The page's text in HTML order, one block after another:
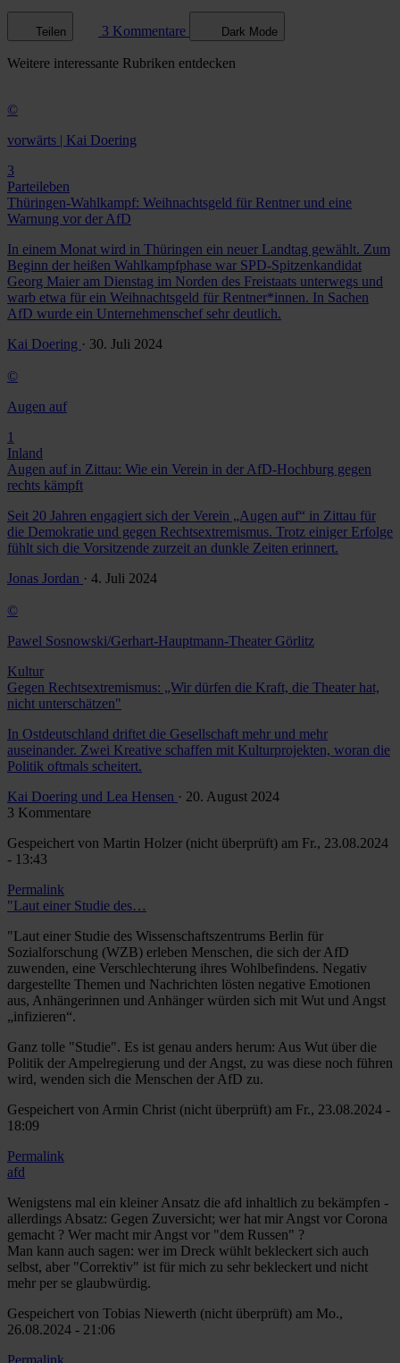
Teilen 3 Kommentare Dark Mode
Weitere interessante Rubriken entdecken
©
vorwärts | Kai Doering
3
Parteileben
Thüringen-Wahlkampf: Weihnachtsgeld für Rentner und eine
Warnung vor der AfD
In einem Monat wird in Thüringen ein neuer Landtag gewählt. Zum
Beginn der heißen Wahlkampfphase war SPD-Spitzenkandidat
Georg Maier am Dienstag im Norden des Freistaats unterwegs und
warb etwa für ein Weihnachtsgeld für Rentner*innen. In Sachen
AfD wurde ein Unternehmenschef sehr deutlich.
Kai Doering · 30. Juli 2024
©
Augen auf
1
Inland
Augen auf in Zittau: Wie ein Verein in der AfD-Hochburg gegen
rechts kämpft
Seit 20 Jahren engagiert sich der Verein „Augen auf“ in Zittau für
die Demokratie und gegen Rechtsextremismus. Trotz einiger Erfolge
fühlt sich die Vorsitzende zurzeit an dunkle Zeiten erinnert.
Jonas Jordan · 4. Juli 2024
©
Pawel Sosnowski/Gerhart-Hauptmann-Theater Görlitz
Kultur
Gegen Rechtsextremismus: „Wir dürfen die Kraft, die Theater hat,
nicht unterschätzen"
In Ostdeutschland driftet die Gesellschaft mehr und mehr
auseinander. Zwei Kreative schaffen mit Kulturprojekten, woran die
Politik oftmals scheitert.
Kai Doering und Lea Hensen · 20. August 2024
3 Kommentare
Gespeichert von Martin Holzer (nicht überprüft) am Fr., 23.08.2024
- 13:43
Permalink
"Laut einer Studie des…
"Laut einer Studie des Wissenschaftszentrums Berlin für
Sozialforschung (WZB) erleben Menschen, die sich der AfD
zuwenden, eine Verschlechterung ihres Wohlbefindens. Negativ
dargestellte Themen und Nachrichten lösten negative Emotionen
aus, Anhängerinnen und Anhänger würden sich mit Wut und Angst
„infizieren“.
Ganz tolle "Studie". Es ist genau anders herum: Aus Wut über die
Politik der Ampelregierung und der Angst, zu was diese noch führen
wird, wenden sich die Menschen der AfD zu.
Gespeichert von Armin Christ (nicht überprüft) am Fr., 23.08.2024 -
18:09
Permalink
afd
Wenigstens mal ein kleiner Ansatz die afd inhaltlich zu bekämpfen -
allerdings Absatz: Gegen Zuversicht; wer hat mir Angst vor Corona
gemacht ? Wer macht mir Angst vor "dem Russen" ?
Man kann auch sagen: wer im Dreck wühlt bekleckert sich auch
selbst, aber "Correktiv" ist für mich zu sehr bekleckert und nicht
mehr per se glaubwürdig.
Gespeichert von Tobias Niewerth (nicht überprüft) am Mo.,
26.08.2024 - 21:06
Permalink